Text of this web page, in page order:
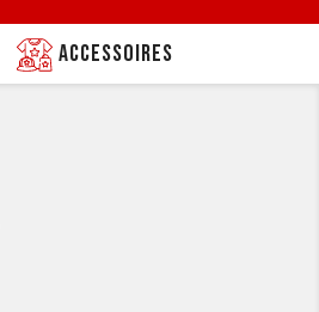
Accessoires